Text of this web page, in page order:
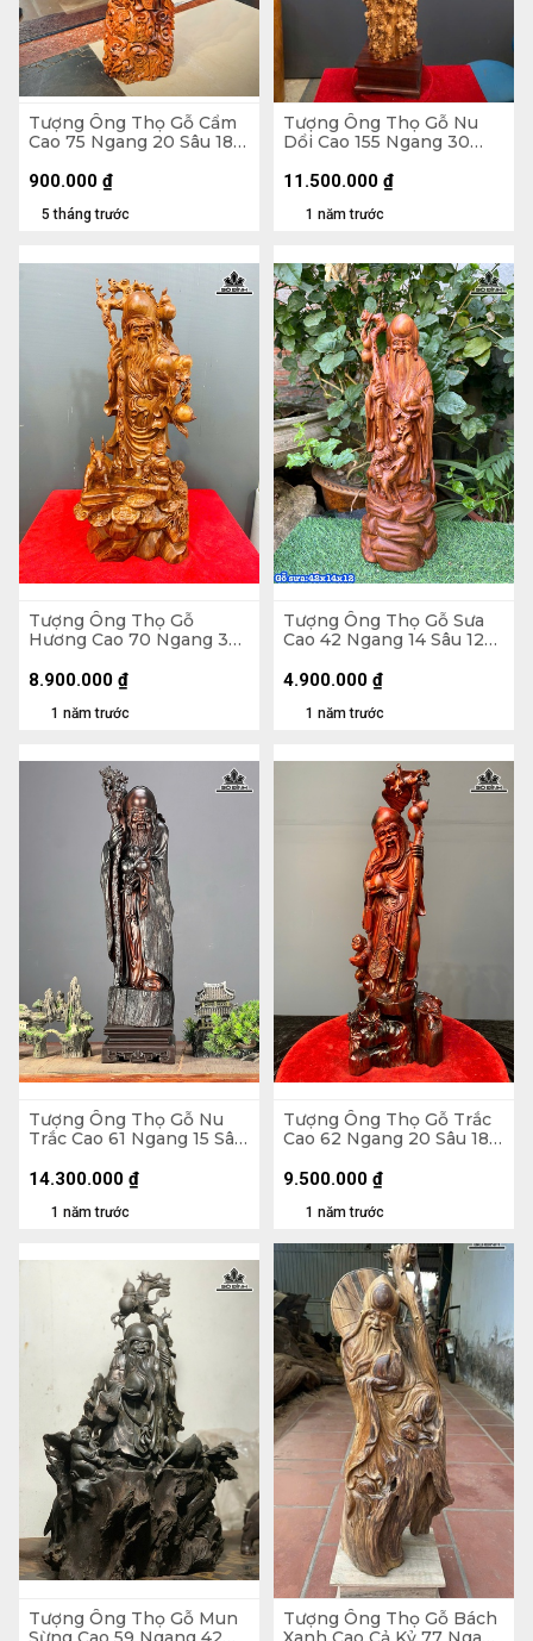
Tượng Ông Thọ Gỗ Cẩm
Cao 75 Ngang 20 Sâu 18
5 tháng trước
900.000 ₫
Tượng Ông Thọ Gỗ Nu
Dổi Cao 155 Ngang 30
1 năm trước
11.500.000 ₫
Tượng Ông Thọ Gỗ
Hương Cao 70 Ngang 30
1 năm trước
8.900.000 ₫
Tượng Ông Thọ Gỗ Sưa
Cao 42 Ngang 14 Sâu 12
1 năm trước
4.900.000 ₫
Tượng Ông Thọ Gỗ Nu
Trắc Cao 61 Ngang 15 Sâu
1 năm trước
14.300.000 ₫
Tượng Ông Thọ Gỗ Trắc
Cao 62 Ngang 20 Sâu 18
1 năm trước
9.500.000 ₫
Tượng Ông Thọ Gỗ Mun
Tượng Ông Thọ Gỗ Bách